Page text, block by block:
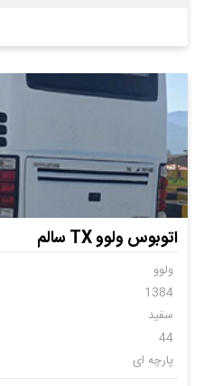
اتوبوس ولوو TX سالم
ولوو
1384
سفید
44
پارچه ای